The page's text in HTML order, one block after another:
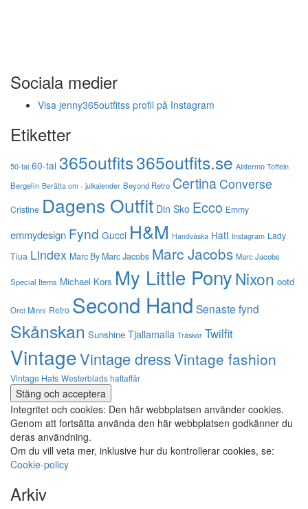
Sociala medier
Visa jenny365outfitss profil på Instagram
Etiketter
50-tal 60-tal 365outfits365outfits.se Alstermo Toffeln
Bergelin Berätta om - julkalender Beyond Retro CertinaConverse
Cristine Dagens Outfit Din Sko Ecco Emmy
emmydesign Fynd Gucci H&M Handväska Hatt Instagram Lady
Tiua Lindex Marc By Marc Jacobs Marc Jacobs Marc Jacobs
Special Items Michael Kors My Little PonyNixon ootd
Orci Minni Retro Second Hand Senaste fynd
Skånskan Sunshine Tjallamalla Träskor Twilfit
VintageVintage dressVintage fashion
Vintage Hats Westerblads hattaffär
Integritet och cookies: Den här webbplatsen använder cookies.
Genom att fortsätta använda den här webbplatsen godkänner du
deras användning.
Om du vill veta mer, inklusive hur du kontrollerar cookies, se:
Cookie-policy
Arkiv